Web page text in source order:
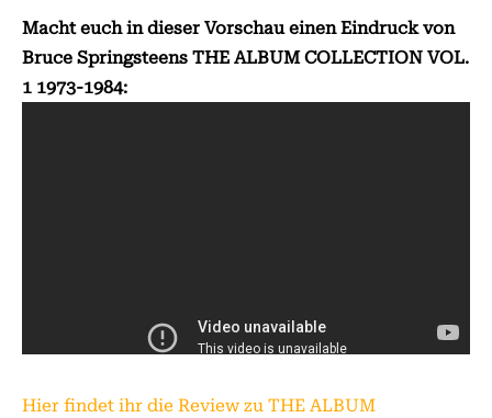
Macht euch in dieser Vorschau einen Eindruck von
Bruce Springsteens THE ALBUM COLLECTION VOL.
1 1973-1984:
Hier findet ihr die Review zu THE ALBUM